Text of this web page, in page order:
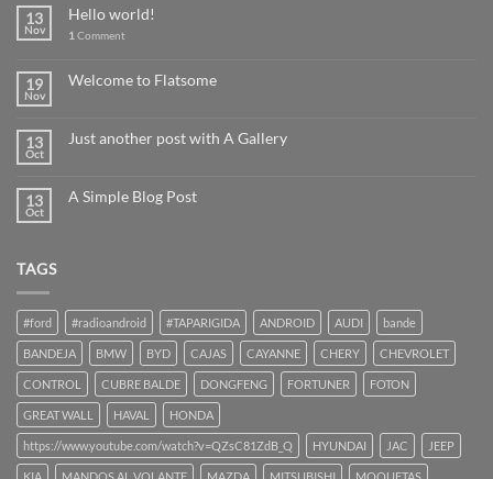
13
Nov
Hello world!
1 Comment
19
Nov
Welcome to Flatsome
13
Oct
Just another post with A Gallery
13
Oct
A Simple Blog Post
TAGS
#ford #radioandroid #TAPARIGIDA ANDROID AUDI bande
BANDEJA BMW BYD CAJAS CAYANNE CHERY CHEVROLET
CONTROL CUBRE BALDE DONGFENG FORTUNER FOTON
GREAT WALL HAVAL HONDA
https://www.youtube.com/watch?v=QZsC81ZdB_Q HYUNDAI JAC JEEP
KIA MANDOS AL VOLANTE MAZDA MITSUBISHI MOQUETAS